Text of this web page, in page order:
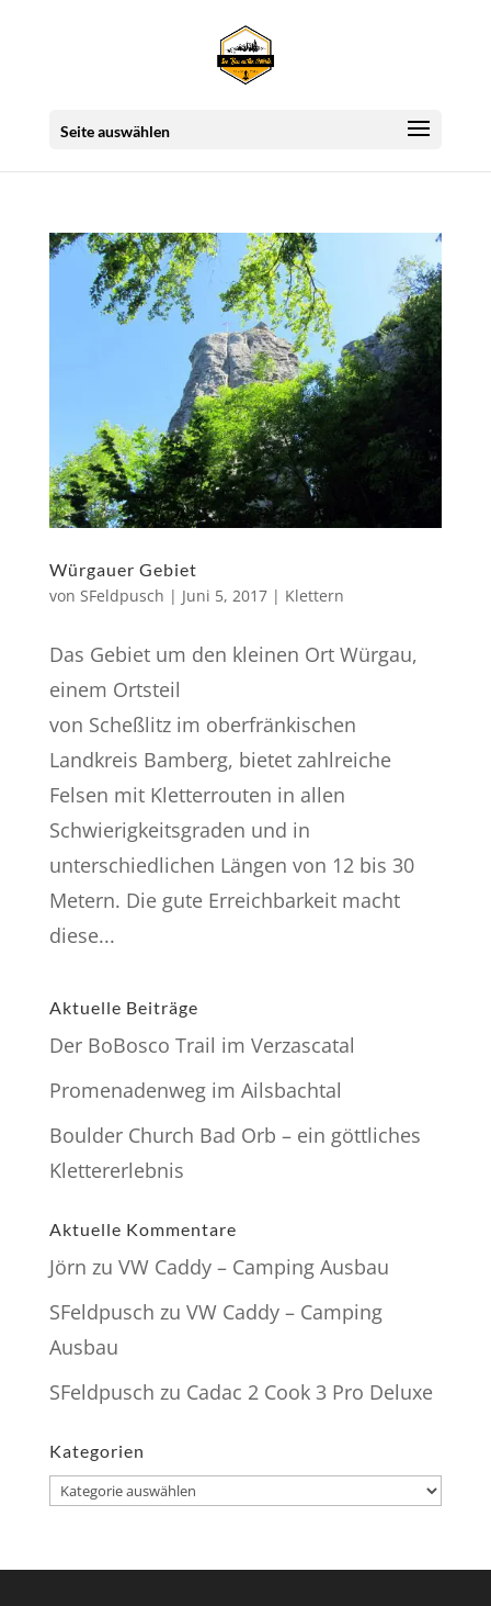
Seite auswählen
Würgauer Gebiet
von SFeldpusch | Juni 5, 2017| Klettern
Das Gebiet um den kleinen Ort Würgau,
einem Ortsteil
von Scheßlitz im oberfränkischen
Landkreis Bamberg, bietet zahlreiche
Felsen mit Kletterrouten in allen
Schwierigkeitsgraden und in
unterschiedlichen Längen von 12 bis 30
Metern. Die gute Erreichbarkeit macht
diese...
Aktuelle Beiträge
Der BoBosco Trail im Verzascatal
Promenadenweg im Ailsbachtal
Boulder Church Bad Orb – ein göttliches
Klettererlebnis
Aktuelle Kommentare
Jörn zu VW Caddy – Camping Ausbau
SFeldpusch zu VW Caddy – Camping
Ausbau
SFeldpusch zu Cadac 2 Cook 3 Pro Deluxe
Kategorien
Kategorien